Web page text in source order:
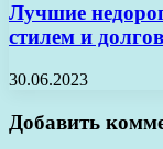
Лучшие
стилем и
30.06.2023
Добавить